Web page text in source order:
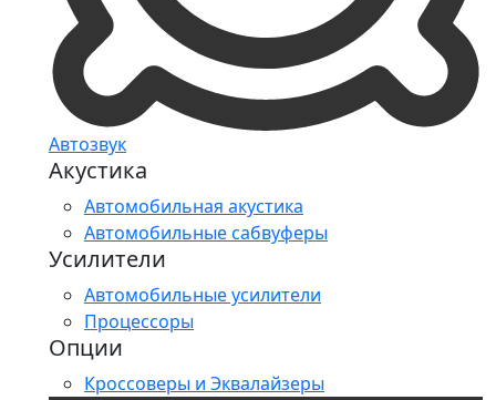
Автозвук
Акустика
Автомобильная акустика
Автомобильные сабвуферы
Усилители
Автомобильные усилители
Процессоры
Опции
Кроссоверы и Эквалайзеры